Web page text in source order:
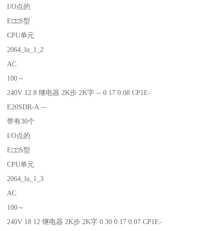
I/O点的
E□□S型
CPU单元
2064_lu_1_2
AC
100～
240V 12 8 继电器 2K步 2K字 -- 0.17 0.08 CP1E-
E20SDR-A --
带有30个
I/O点的
E□□S型
CPU单元
2064_lu_1_3
AC
100～
240V 18 12 继电器 2K步 2K字 0.30 0.17 0.07 CP1E-